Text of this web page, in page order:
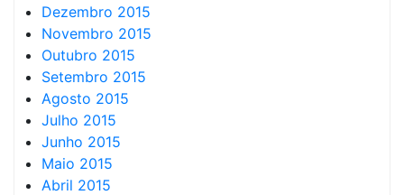
Dezembro 2015
Novembro 2015
Outubro 2015
Setembro 2015
Agosto 2015
Julho 2015
Junho 2015
Maio 2015
Abril 2015